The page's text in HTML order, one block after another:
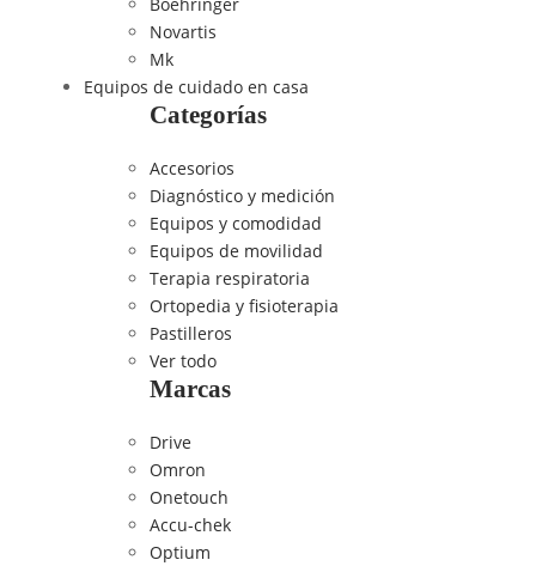
Novartis
Mk
Equipos de cuidado en casa
Categorías
Accesorios
Diagnóstico y medición
Equipos y comodidad
Equipos de movilidad
Terapia respiratoria
Ortopedia y fisioterapia
Pastilleros
Ver todo
Marcas
Drive
Omron
Onetouch
Accu-chek
Optium